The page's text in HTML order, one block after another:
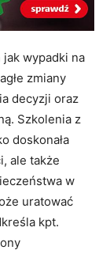
wypadki na
zmiany
decyzji oraz
Szkolenia z
doskonała
ale także
w
uratować
kpt.